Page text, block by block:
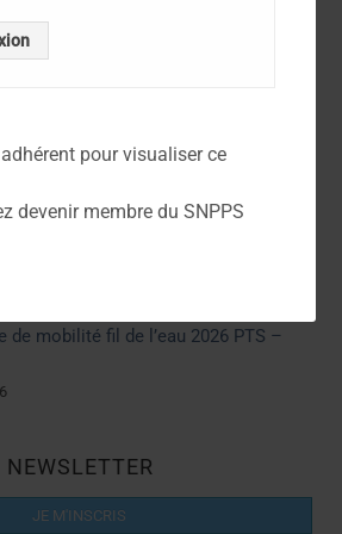
pour visualiser ce
devenir membre du SNPPS
– Prime investigation
TPTS et IPTS 2026
de mobilité fil de l’eau 2026 PTS –
NEWSLETTER
JE M'INSCRIS